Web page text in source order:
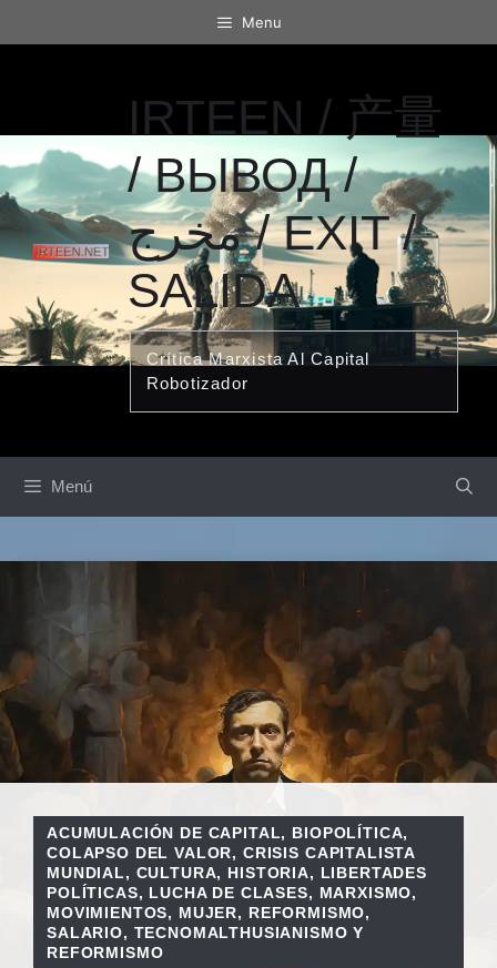
al
Menu
IRTEEN / 产量
/ ВЫВОД /
مخرج / EXIT /
SALIDA
Crítica Marxista Al Capital
Robotizador
Menú
ACUMULACIÓN DE CAPITAL, BIOPOLÍTICA,
COLAPSO DEL VALOR, CRISIS CAPITALISTA
MUNDIAL, CULTURA, HISTORIA, LIBERTADES
POLÍTICAS, LUCHA DE CLASES, MARXISMO,
MOVIMIENTOS, MUJER, REFORMISMO,
SALARIO, TECNOMALTHUSIANISMO Y
REFORMISMO